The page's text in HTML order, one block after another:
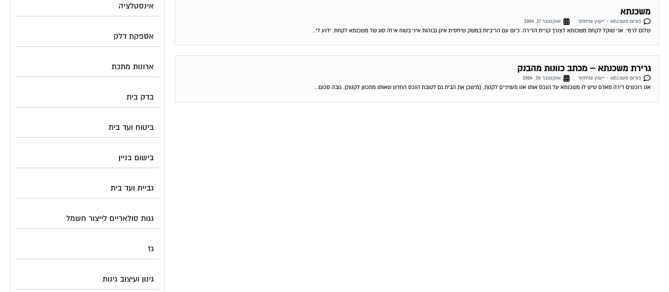
משכנתא
פורום משכנתא - ייעוץ ומיחזור
אוקטובר 17, 2004
שלום לרמי. אני שוקל לקחת משכנתא לצורך קניית הדירה. כיום עם הריביות במשק שיחסית אינן גבוהות איני בטוח איזה סוג של משכנתא לקחת. ידוע לי...
גרירת משכנתא – מכתב כוונות מהבנק
פורום משכנתא - ייעוץ ומיחזור
אוקטובר 28, 2004
אנו רוכשים דירה מאדם שיש לו משכנתא על הנכס אותו אנו מעויניים לקנות, (מישכן את הבית גם לטובת הנכס החדש שאותו מתכוון לקנות). גובה סכום...
אינסטלציה
אספקת דלק
ארונות מתכת
בדק בית
ביטוח ועד בית
בישום בניין
גביית ועד בית
גגות סולאריים לייצור חשמל
גז
גינון ועיצוב גינות